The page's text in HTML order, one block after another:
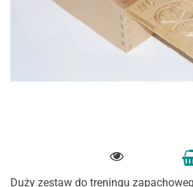
Duży zestaw do treningu